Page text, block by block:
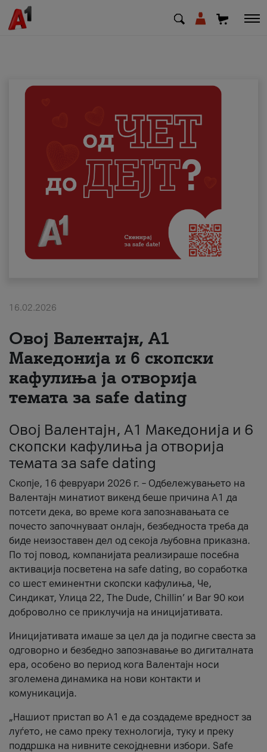
Деловни
Поддршка
Надополни кредит
Плати сметка
#ПодобарОнлајн
16.02.2026
Овој Валентајн, A1
Македонија и 6 скопски
кафулиња ја отворија
темата за safe dating
Овој Валентајн, A1 Македонија и 6
скопски кафулиња ја отворија
темата за safe dating
Скопје, 16 февруари 2026 г. – Одбележувањето на
Валентајн минатиот викенд беше причина А1 да
потсети дека, во време кога запознавањата се
почесто започнуваат онлајн, безбедноста треба да
биде неизоставен дел од секоја љубовна приказна.
По тој повод, компанијата реализираше посебна
активација посветена на safe dating, во соработка
со шест еминентни скопски кафулиња, Че,
Синдикат, Улица 22, The Dude, Chillin’ и Bar 90 кои
доброволно се приклучија на иницијативата.
Иницијативата имаше за цел да ја подигне свеста за
одговорно и безбедно запознавање во дигиталната
ера, особено во период кога Валентајн носи
зголемена динамика на нови контакти и
комуникација.
„Нашиот пристап во А1 е да создадеме вредност за
луѓето, не само преку технологија, туку и преку
поддршка на нивните секојдневни избори. Safe